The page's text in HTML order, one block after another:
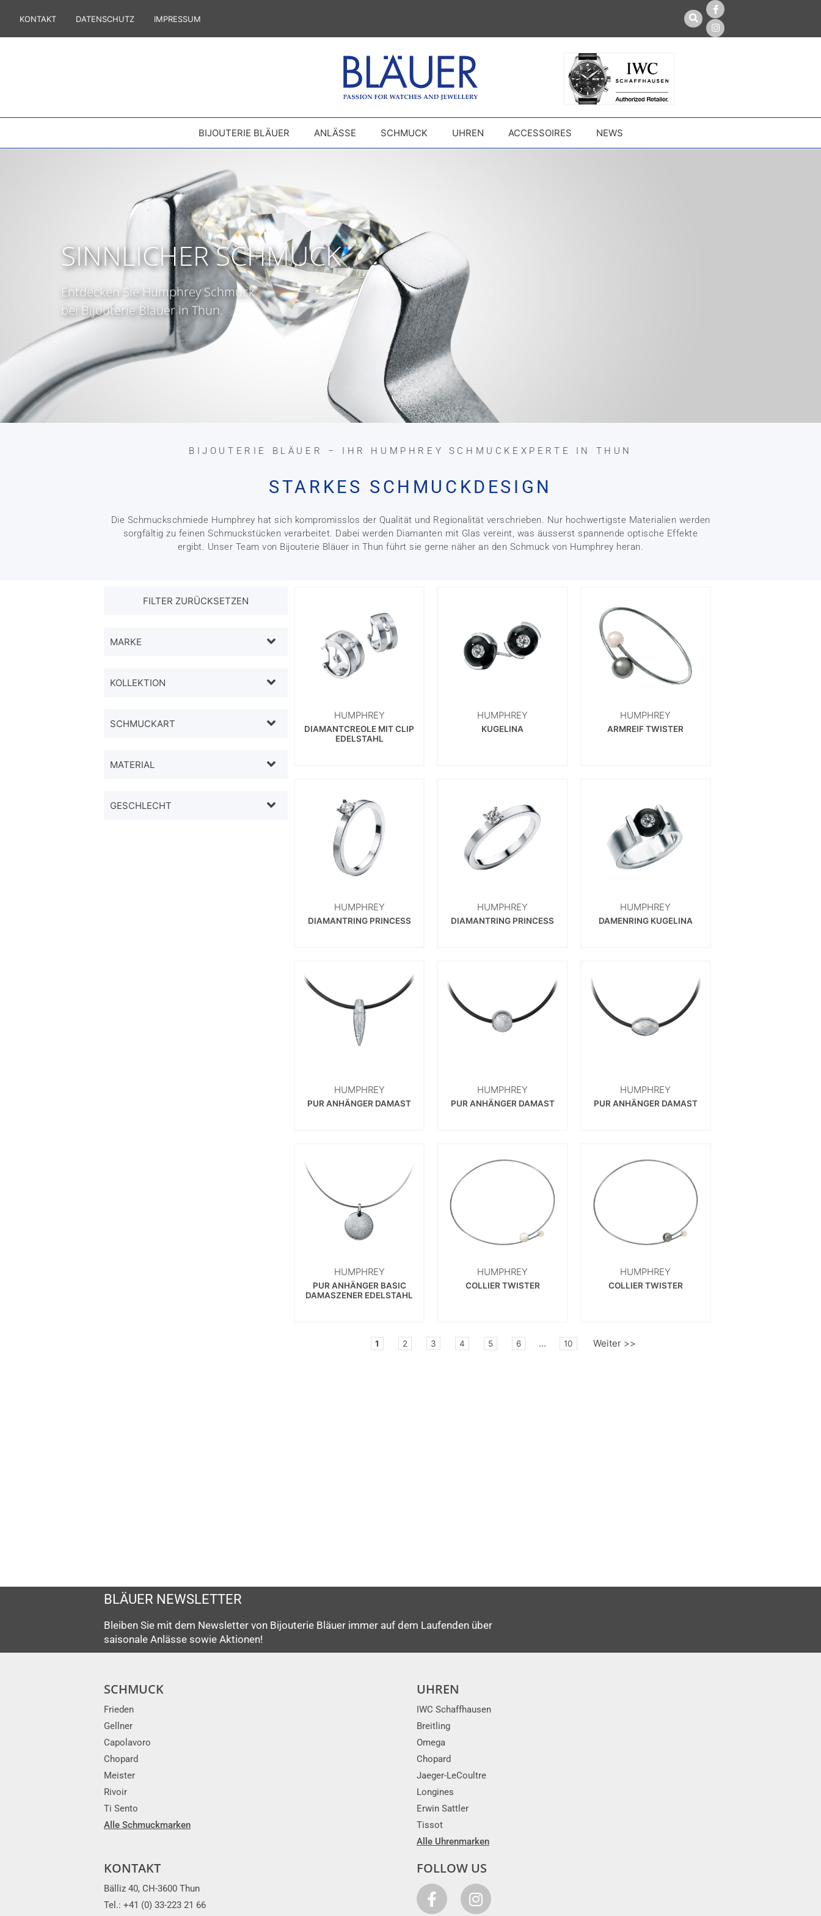
KONTAKT DATENSCHUTZ IMPRESSUM
BIJOUTERIE BLÄUER ANLÄSSE SCHMUCK UHREN ACCESSOIRES NEWS
SINNLICHER SCHMUCK
Entdecken Sie Humphrey Schmuck
bei Bijouterie Bläuer in Thun.
BIJOUTERIE BLÄUER – IHR HUMPHREY SCHMUCKEXPERTE IN THUN
STARKES SCHMUCKDESIGN
Die Schmuckschmiede Humphrey hat sich kompromisslos der Qualität und Regionalität verschrieben. Nur hochwertigste Materialien werden
sorgfältig zu feinen Schmuckstücken verarbeitet. Dabei werden Diamanten mit Glas vereint, was äusserst spannende optische Effekte
ergibt. Unser Team von Bijouterie Bläuer in Thun führt sie gerne näher an den Schmuck von Humphrey heran.
MARKE
KOLLEKTION
SCHMUCKART
MATERIAL
GESCHLECHT
HUMPHREY
DIAMANTCREOLE MIT CLIP
EDELSTAHL
HUMPHREY
KUGELINA
HUMPHREY
ARMREIF TWISTER
HUMPHREY
DIAMANTRING PRINCESS
HUMPHREY
DIAMANTRING PRINCESS
HUMPHREY
DAMENRING KUGELINA
HUMPHREY
PUR ANHÄNGER DAMAST
HUMPHREY
PUR ANHÄNGER DAMAST
HUMPHREY
PUR ANHÄNGER DAMAST
HUMPHREY
PUR ANHÄNGER BASIC
DAMASZENER EDELSTAHL
HUMPHREY
COLLIER TWISTER
HUMPHREY
COLLIER TWISTER
1 2 3 4 5 6 ... 10 Weiter >>
BLÄUER NEWSLETTER
Bleiben Sie mit dem Newsletter von Bijouterie Bläuer immer auf dem Laufenden über
saisonale Anlässe sowie Aktionen!
SCHMUCK
Frieden
Gellner
Capolavoro
Chopard
Meister
Rivoir
Ti Sento
Alle Schmuckmarken
UHREN
IWC Schaffhausen
Breitling
Omega
Chopard
Jaeger-LeCoultre
Longines
Erwin Sattler
Tissot
Alle Uhrenmarken
KONTAKT
Bälliz 40, CH-3600 Thun
Tel.: +41 (0) 33-223 21 66
FOLLOW US